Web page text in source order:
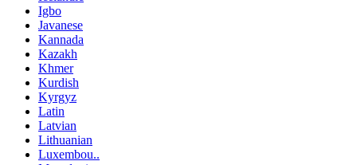
Igbo
Javanese
Kannada
Kazakh
Khmer
Kurdish
Kyrgyz
Latin
Latvian
Lithuanian
Luxembou..